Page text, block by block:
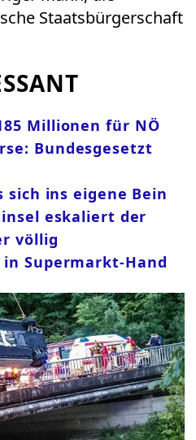
Staatsbürgerschaft
Millionen für NÖ
Bundesgesetzt
sich ins eigene Bein
eskaliert der
völlig
Supermarkt-Hand